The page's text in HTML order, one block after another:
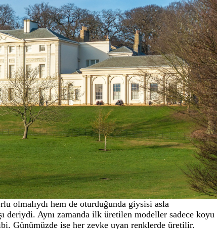
olmalıydı hem de oturduğunda giysisi asla
deriydi. Aynı zamanda ilk üretilen modeller sadece koyu
Günümüzde ise her zevke uyan renklerde üretilir.